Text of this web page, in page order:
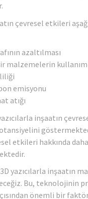
çevresel etkileri
azaltılması
malzemelerin
emisyonu
atığı
inşaatın
etkileri hakkında
yazıcılarla inşaatın
Bu, teknolojinin
önemli bir